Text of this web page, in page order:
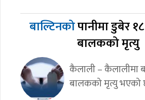
बाल्टिनकोपानीमा डुबेर
बालकको मृत्यु
कैलाली – कैलालीमा
बालकको मृत्यु भएको